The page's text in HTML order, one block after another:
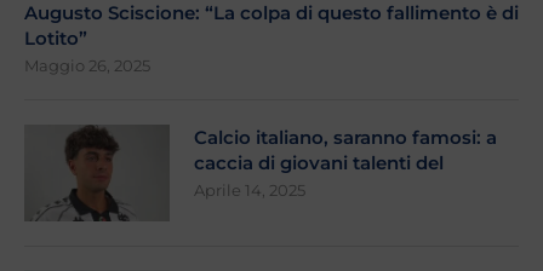
Augusto Sciscione: “La colpa di questo fallimento è di
Lotito”
Maggio 26, 2025
Calcio italiano, saranno famosi: a
caccia di giovani talenti del
Aprile 14, 2025